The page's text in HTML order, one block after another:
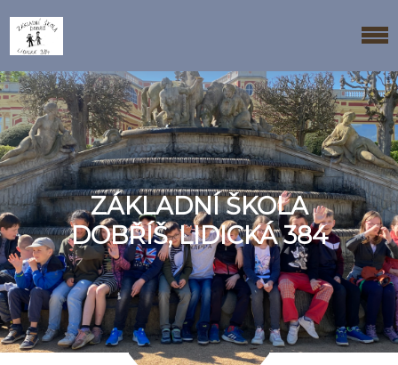
ZÁKLADNÍ ŠKOLA
DOBŘÍŠ, LIDICKÁ 384